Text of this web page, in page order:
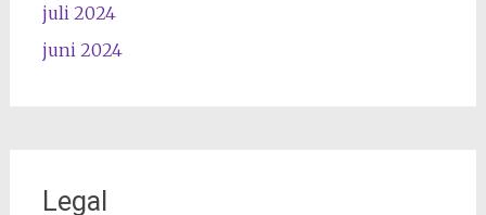
juli 2024
juni 2024
Legal